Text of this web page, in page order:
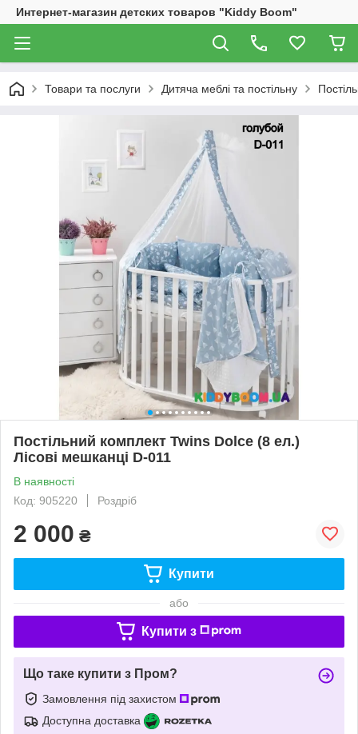
Интернет-магазин детских товаров "Kiddy Boom"
Товари та послуги Дитяча меблі та постільну
Постільний комплект Twins Dolce (8 ел.)
Лісові мешканці D-011
В наявності
Код: 905220
Роздріб
2 000 ₴
Купити
або
Купити з
Що таке купити з Пром?
Замовлення під захистом
Доступна доставка